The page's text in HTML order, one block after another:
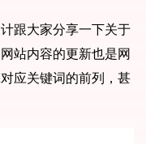
跟大家分享一下关于
站内容的更新也是网
应关键词的前列，甚